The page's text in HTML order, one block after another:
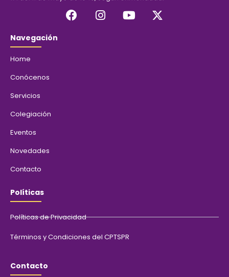
Navegación
Home
Conócenos
Servicios
Colegiación
Eventos
Novedades
Contacto
Políticas
Políticas de Privacidad
Términos y Condiciones del CPTSPR
Contacto